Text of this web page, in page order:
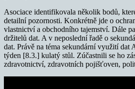
Asociace identifikovala několik bodů,
detailní pozornosti. Konkrétně jde o
vlastnictví a obchodního tajemství. Dále
držitelů dat. A v neposlední řadě o
dat. Právě na téma sekundární využití dat
týden [8.3.] kulatý stůl. Zúčastnili se ho
zdravotnictví, zdravotních pojišťoven,